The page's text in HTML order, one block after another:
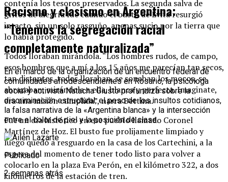
contenía los tesoros preservados. La segunda salva de
gritos de alegría fue cuando el busto de Evita resurgió
intacto, sin un solo rasguño, apenas sucio por la tierra que
lo había protegido.
Todos lloraban mirándola. “Los hombres rudos, de campo,
esos hombres que a mí a los 15 años me parecían tan secos,
tan distantes, todos lloraban, se sonaban los mocos, se
abrazaban, mirándola a ella, blanca y perfecta. Imaginate,
era una misión cumplida”, narra Bettina.
Fue un día histórico en ese pueblo llamado Coronel
Martínez de Hoz. El busto fue prolijamente limpiado y
luego quedó a resguardo en la casa de los Cartechini, a la
espera del momento de tener todo listo para volver a
colocarlo en la plaza Eva Perón, en el kilómetro 322, a dos
kilómetros de la estación de tren.
Racismo y clasismo en Argentina:
“Tenemos la segregación racial
completamente naturalizada”
En el marco de la organización de un encuentro federal de
comunidades afrodescendientes en Rosario, la psicóloga
social y activista Natacha Giusto profundiza sobre la
discriminación estructural, el peso de los insultos cotidianos,
la falsa narrativa de la «Argentina blanca» y la intersección
entre el color de piel y la posición de clase.
Publicado
2 semanas atrás